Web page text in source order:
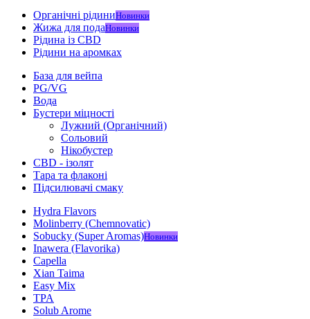
Органічні рідиниНовинки
Жижа для подаНовинки
Рідина із CBD
Рідини на аромках
База для вейпа
PG/VG
Вода
Бустери міцності
Лужний (Органічний)
Сольовий
Нікобустер
CBD - ізолят
Тара та флаконі
Підсилювачі смаку
Hydra Flavors
Molinberry (Chemnovatic)
Sobucky (Super Aromas)Новинки
Inawera (Flavorika)
Capella
Xian Taima
Easy Mix
TPA
Solub Arome